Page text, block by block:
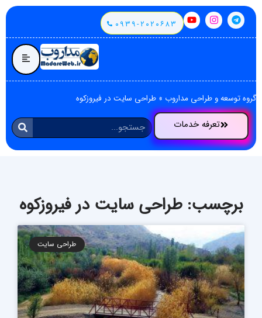
۰۹۳۹-۲۰۲۰۶۸۳
گروه توسعه و طراحی مداروب » طراحی سایت در فیروزکوه
تعرفه خدمات
برچسب: طراحی سایت در فیروزکوه
طراحی سایت